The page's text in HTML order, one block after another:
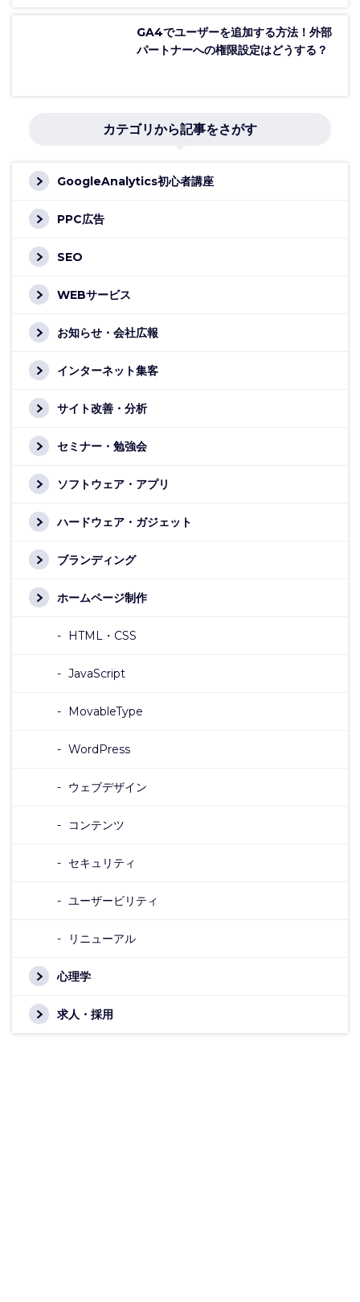
GA4でユーザーを追加する方法！外部
パートナーへの権限設定はどうする？
カテゴリから記事をさがす
GoogleAnalytics初心者講座
PPC広告
SEO
WEBサービス
お知らせ・会社広報
インターネット集客
サイト改善・分析
セミナー・勉強会
ソフトウェア・アプリ
ハードウェア・ガジェット
ブランディング
ホームページ制作
HTML・CSS
JavaScript
MovableType
WordPress
ウェブデザイン
コンテンツ
セキュリティ
ユーザービリティ
リニューアル
心理学
求人・採用